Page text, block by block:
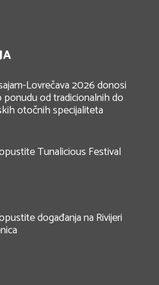
Lovrečava 2026 donosi
ponudu od tradicionalnih do
otočnih specijaliteta
Tunalicious Festival
događanja na Rivijeri